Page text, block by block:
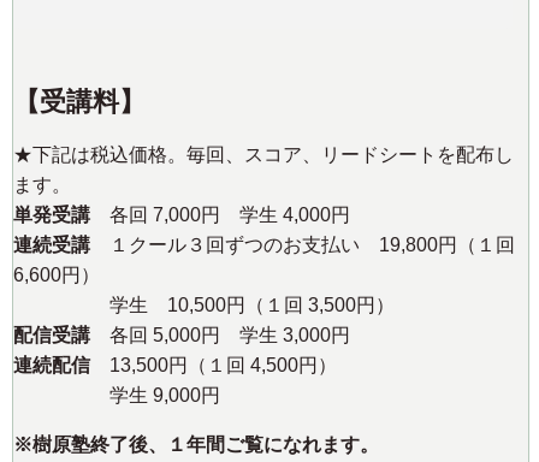
【受講料】
★下記は税込価格。毎回、スコア、リードシートを配布し
ます。
単発受講 各回 7,000円 学生 4,000円
連続受講 １クール３回ずつのお支払い 19,800円（１回
6,600円）
学生 10,500円（１回 3,500円）
配信受講 各回 5,000円 学生 3,000円
連続配信13,500円（１回 4,500円）
学生 9,000円
※樹原塾終了後、１年間ご覧になれます。